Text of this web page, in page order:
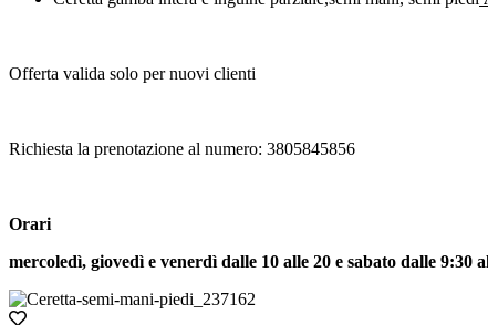
Offerta valida solo per nuovi clienti
Richiesta la prenotazione al numero: 3805845856
Orari
mercoledì, giovedì e venerdì dalle 10 alle 20 e sabato dalle 9:30